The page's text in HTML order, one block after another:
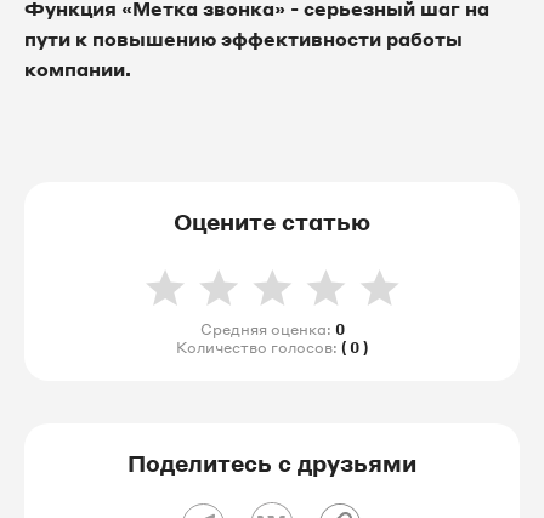
Функция «Метка звонка» - серьезный шаг на
пути к повышению эффективности работы
компании.
Оцените статью
Средняя оценка: 0
Количество голосов: ( 0 )
Поделитесь с друзьями